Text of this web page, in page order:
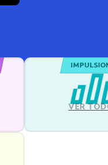
VER